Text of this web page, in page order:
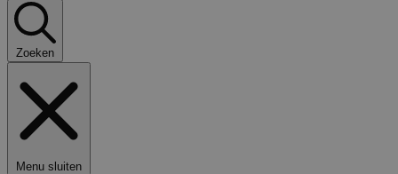
Zoeken
Menu sluiten